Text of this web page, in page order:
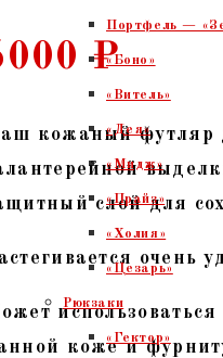
Портфель —
«Боно»
«Витель»
«Дея»
«Мидж»
«Прайз»
«Холия»
«Цезарь»
Рюкзаки
«Гектор»
₽
кожаный футляр
слой для
очень
коже и